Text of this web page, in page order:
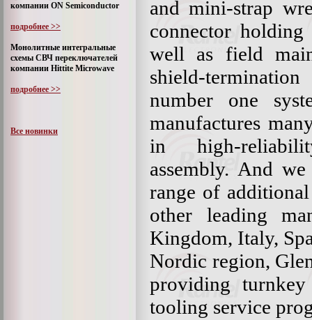
компании ON Semiconductor
подробнее >>
Монолитные интегральные
схемы СВЧ переключателей
компании Hittite Microwave
подробнее >>
Все новинки
and mini-strap
connector
well as field
shield-
number one
manufactures
in high-
assembly. And
range of
other leading
Kingdom, Italy,
Nordic region,
providing
tooling service